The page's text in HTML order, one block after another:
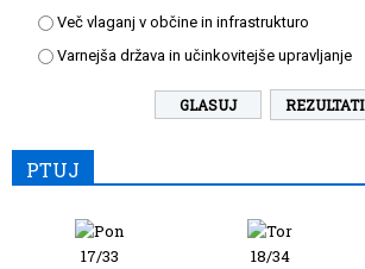
Več vlaganj v občine in infrastrukturo
Varnejša država in učinkovitejše upravljanje
REZULTATI
PTUJ
17/33
18/34